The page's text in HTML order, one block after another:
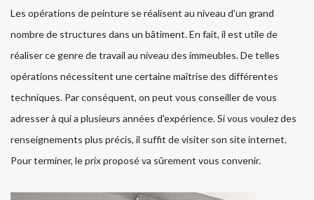
Les opérations de peinture se réalisent au niveau d'un grand
nombre de structures dans un bâtiment. En fait, il est utile de
réaliser ce genre de travail au niveau des immeubles. De telles
opérations nécessitent une certaine maîtrise des différentes
techniques. Par conséquent, on peut vous conseiller de vous
adresser à qui a plusieurs années d'expérience. Si vous voulez des
renseignements plus précis, il suffit de visiter son site internet.
Pour terminer, le prix proposé va sûrement vous convenir.